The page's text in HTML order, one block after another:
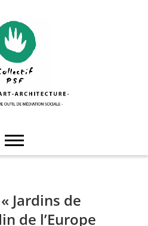
PSF
Jardins de
de l’Europe